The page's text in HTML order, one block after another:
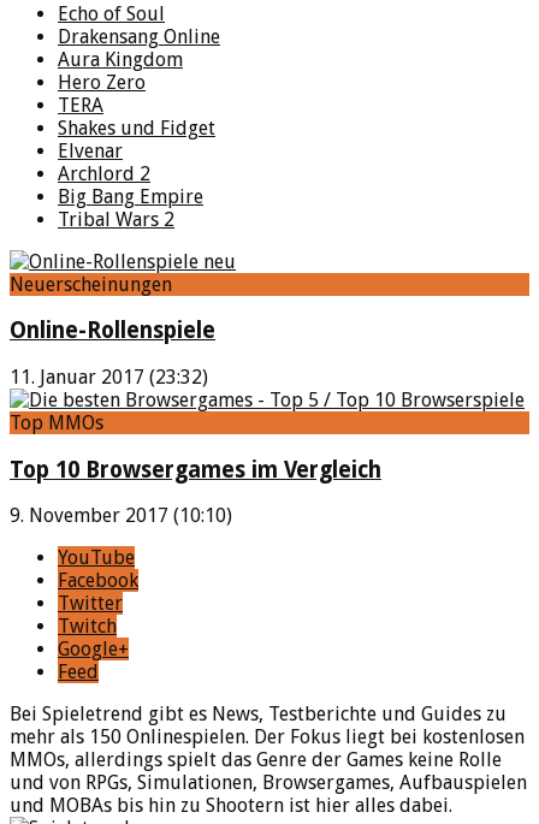
Echo of Soul
Drakensang Online
Aura Kingdom
Hero Zero
TERA
Shakes und Fidget
Elvenar
Archlord 2
Big Bang Empire
Tribal Wars 2
Neuerscheinungen
Online-Rollenspiele
11. Januar 2017 (23:32)
Top MMOs
Top 10 Browsergames im Vergleich
9. November 2017 (10:10)
YouTube
Facebook
Twitter
Twitch
Google+
Feed
Bei Spieletrend gibt es News, Testberichte und Guides zu
mehr als 150 Onlinespielen. Der Fokus liegt bei kostenlosen
MMOs, allerdings spielt das Genre der Games keine Rolle
und von RPGs, Simulationen, Browsergames, Aufbauspielen
und MOBAs bis hin zu Shootern ist hier alles dabei.